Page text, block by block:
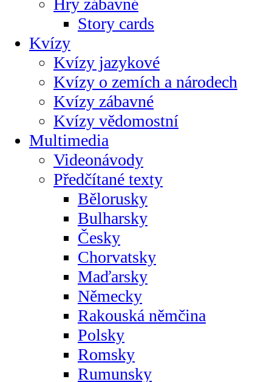
Hry zábavné
Story cards
Kvízy
Kvízy jazykové
Kvízy o zemích a národech
Kvízy zábavné
Kvízy vědomostní
Multimedia
Videonávody
Předčítané texty
Bělorusky
Bulharsky
Česky
Chorvatsky
Maďarsky
Německy
Rakouská němčina
Polsky
Romsky
Rumunsky